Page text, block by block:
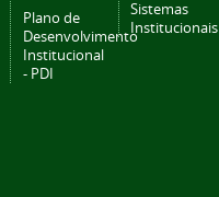
Plano de
Desenvolvimento
Institucional
- PDI
Sistemas
Institucionais